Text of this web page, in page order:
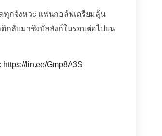
ทุกจังหวะ แฟนกอล์ฟเตรียมลุ้น
ติกลับมาชิงบัลลังก์ในรอบต่อไปบน
https://lin.ee/Gmp8A3S